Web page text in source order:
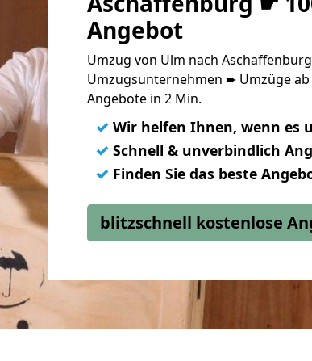
Angebot
Umzug von Ulm nach
Umzugsunternehmen ➨ Umzüge ab
Angebote in 2 Min.
✓ Wir helfen Ihnen, wenn es
✓ Schnell & unverbindlich
✓ Finden Sie das beste
blitzschnell kostenlose